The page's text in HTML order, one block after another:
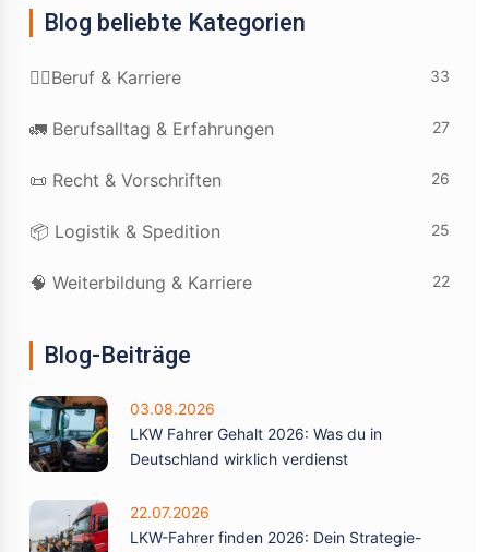
Blog beliebte Kategorien
👷‍♂️Beruf & Karriere 33
🚛 Berufsalltag & Erfahrungen 27
📜 Recht & Vorschriften 26
📦 Logistik & Spedition 25
🧠 Weiterbildung & Karriere 22
Blog-Beiträge
03.08.2026
LKW Fahrer Gehalt 2026: Was du in
Deutschland wirklich verdienst
22.07.2026
LKW-Fahrer finden 2026: Dein Strategie-